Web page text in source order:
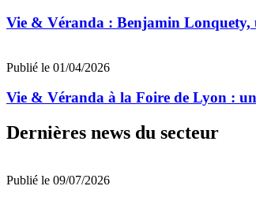
Vie & Véranda : Benjamin Lonquety,
Publié le 01/04/2026
Vie & Véranda à la Foire de Lyon :
Dernières news du secteur
Publié le 09/07/2026